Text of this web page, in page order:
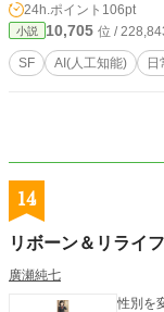
24h.ポイント 106pt
小説 10,705 位 /
SF AI(人工知能) 日
14
リボーン＆リライフ
廣瀬純七
性別を